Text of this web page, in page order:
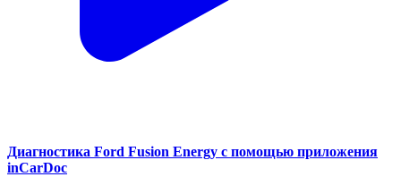
Диагностика Ford Fusion Energy с помощью приложения
inCarDoc